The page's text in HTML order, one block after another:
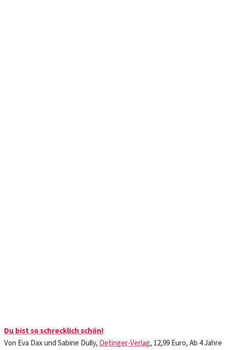
Du bist so schrecklich schön!
Von Eva Dax und Sabine Dully, Oetinger-Verlag, 12,99 Euro, Ab 4 Jahre